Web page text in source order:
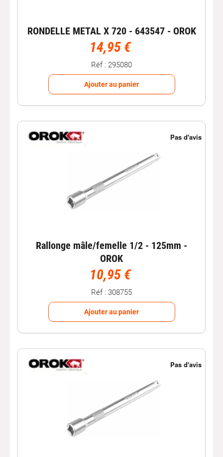
RONDELLE METAL X 720 - 643547 - OROK
14,95 €
Réf : 295080
Ajouter au panier
Rallonge mâle/femelle 1/2 - 125mm -
OROK
10,95 €
Réf : 308755
Ajouter au panier